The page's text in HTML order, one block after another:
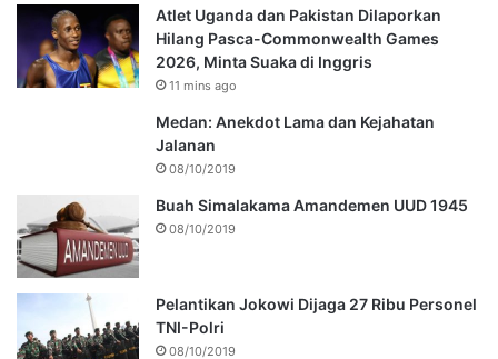
Atlet Uganda dan Pakistan Dilaporkan
Hilang Pasca-Commonwealth Games
2026, Minta Suaka di Inggris
11 mins ago
Medan: Anekdot Lama dan Kejahatan
Jalanan
08/10/2019
Buah Simalakama Amandemen UUD 1945
08/10/2019
Pelantikan Jokowi Dijaga 27 Ribu Personel
TNI-Polri
08/10/2019